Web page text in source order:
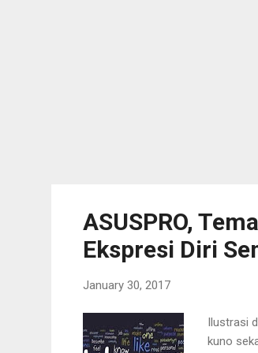
ASUSPRO,
Ekspresi Diri
January 30, 2017
Ilustrasi
kuno